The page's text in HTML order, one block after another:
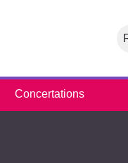
Concertations